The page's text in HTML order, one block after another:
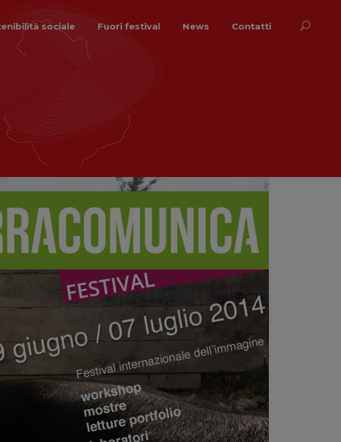
sociale Fuori festival News Contatti